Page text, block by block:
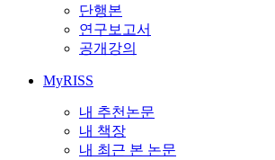
단행본
연구보고서
공개강의
MyRISS
내 추천논문
내 책장
내 최근 본 논문